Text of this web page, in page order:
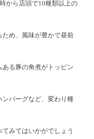
から店頭で10種類以上の
ため、風味が豊かで昼前
る豚の角煮がトッピン
バーグなど、変わり種
みてはいかがでしょう